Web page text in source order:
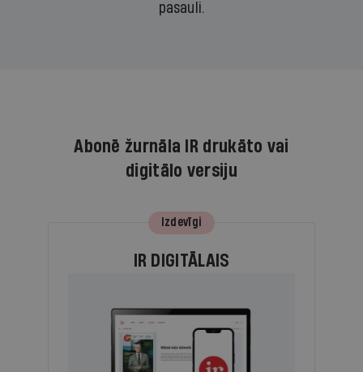
pasauli.
Abonē žurnāla IR drukāto vai
digitālo versiju
Izdevīgi
IR DIGITĀLAIS